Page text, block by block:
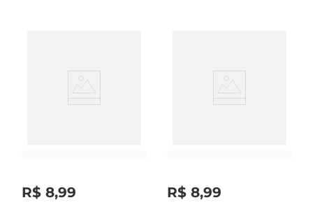
ômega3, proteínas e vitaminas, tornandose uma
o paladar, mas também proporciona uma
R$ 8,99 R$ 8,99